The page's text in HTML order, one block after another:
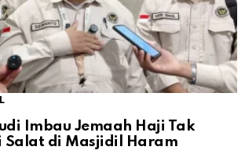
Imbau Jemaah Haji Tak
Salat di Masjidil Haram